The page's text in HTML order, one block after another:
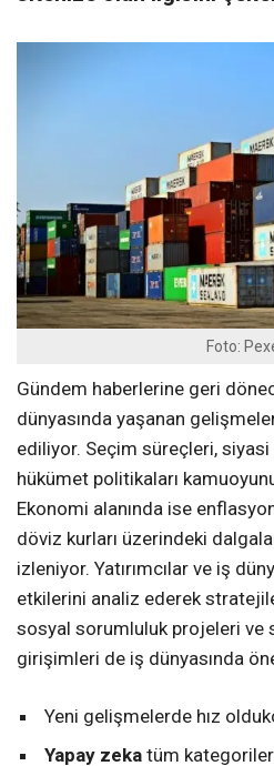
Foto:
Gündem haberlerine geri
dünyasında yaşanan
ediliyor. Seçim süreçleri, siyasi
hükümet politikaları
Ekonomi alanında ise
döviz kurları üzerindeki
izleniyor. Yatırımcılar ve iş
etkilerini analiz ederek
sosyal sorumluluk projeleri ve
girişimleri de iş dünyasında
Yeni gelişmelerde hız
Yapay zeka tüm